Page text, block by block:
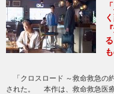
「クロスロード ～救命救急の
された。 本作は、救命救急医